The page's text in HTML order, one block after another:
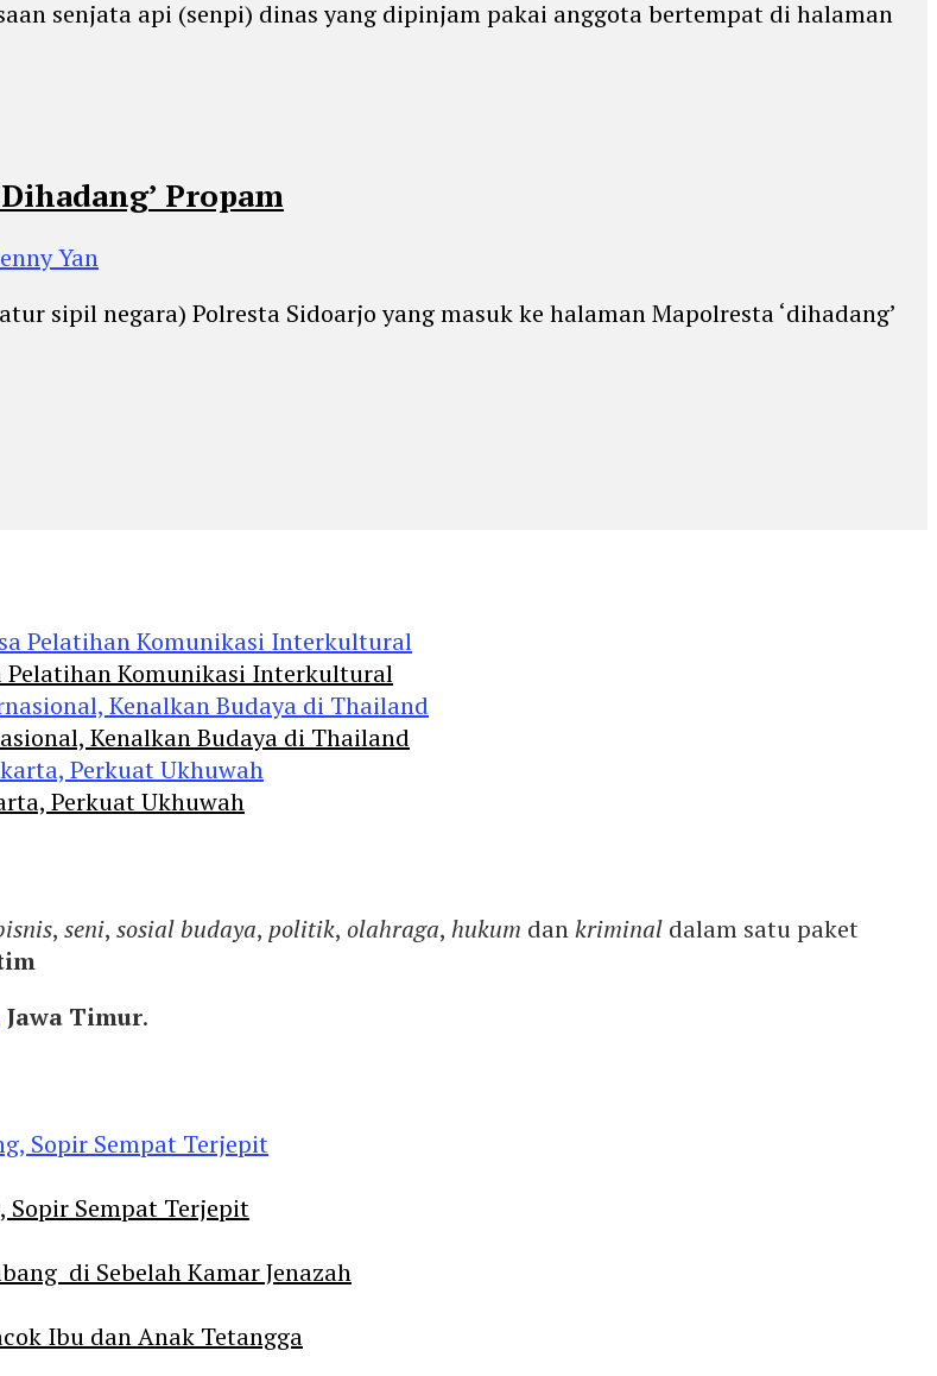
senjata api (senpi) dinas yang dipinjam pakai anggota bertempat di halaman
Propam
Yan
sipil negara) Polresta Sidoarjo yang masuk ke halaman Mapolresta ‘dihadang’
Pelatihan Komunikasi Interkultural
Kenalkan Budaya di Thailand
Perkuat Ukhuwah
, seni, sosial budaya, politik, olahraga, hukum dankriminal dalam satu paket
Jawa Timur.
Sopir Sempat Terjepit
di Sebelah Kamar Jenazah
Ibu dan Anak Tetangga